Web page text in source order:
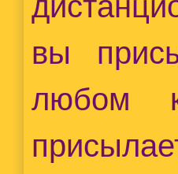
вы
любом